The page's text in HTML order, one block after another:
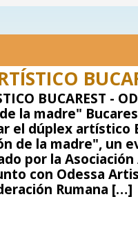
BUCAREST -
la madre"
el dúplex artístico
de la madre", un
por la Asociación
con Odessa
Rumana […]